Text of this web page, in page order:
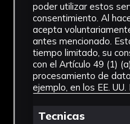
metálicos en toda su
en ellos tanto los
las
modularidad de la
Este volumen
yuxtaponiéndose a
menor altura,
poder utilizar estos
consentimiento. Al
acepta
antes mencionado.
tiempo limitado, su
con el Artículo 49 (1)
procesamiento de
ejemplo, en los EE. UU.
Tecnicas